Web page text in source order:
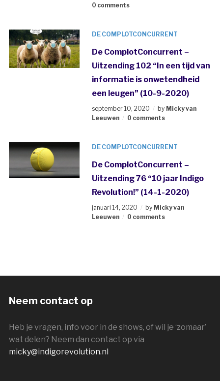
0 comments
DE COMPLOTCONCURRENT
De ComplotConcurrent –
Uitzending 102 “In een tijd van
informatie is onwetendheid
een leugen” (10-9-2020)
september 10, 2020 by Micky van
Leeuwen
0 comments
DE COMPLOTCONCURRENT
De ComplotConcurrent –
Uitzending 76 “10 jaar Indigo
Revolution!” (14-1-2020)
januari 14, 2020 by Micky van
Leeuwen
0 comments
Neem contact op
Heb je vragen, info voor in de shows, of wil je ‘zomaar’
wat delen? Neem dan contact op via
micky@indigorevolution.nl